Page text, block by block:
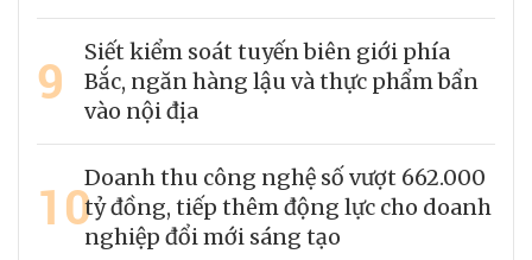
9
Siết kiểm soát tuyến biên giới phía
Bắc, ngăn hàng lậu và thực phẩm bẩn
vào nội địa
10Doanh thu công nghệ số vượt 662.000
tỷ đồng, tiếp thêm động lực cho doanh
nghiệp đổi mới sáng tạo